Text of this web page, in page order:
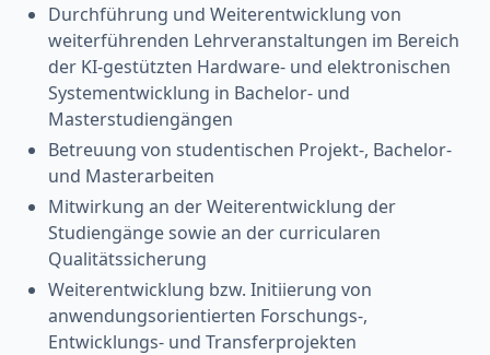
Durchführung und Weiterentwicklung von
weiterführenden Lehrveranstaltungen im Bereich
der KI‑gestützten Hardware‑ und elektronischen
Systementwicklung in Bachelor‑ und
Masterstudiengängen
Betreuung von studentischen Projekt‑, Bachelor‑
und Masterarbeiten
Mitwirkung an der Weiterentwicklung der
Studiengänge sowie an der curricularen
Qualitätssicherung
Weiterentwicklung bzw. Initiierung von
anwendungsorientierten Forschungs‑,
Entwicklungs‑ und Transferprojekten